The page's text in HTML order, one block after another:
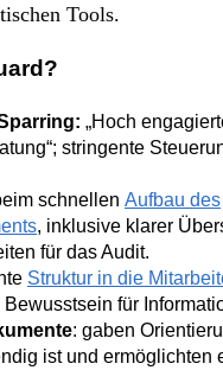
Tools.
„Hoch
stringente
schnellen Aufbau des
, inklusive klarer
für das Audit.
Struktur in die
für
: gaben
ist und ermöglichten